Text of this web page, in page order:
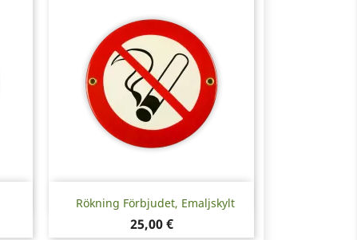
Rökning Förbjudet, Emaljskylt
Pris
25,00 €
Snabbvy